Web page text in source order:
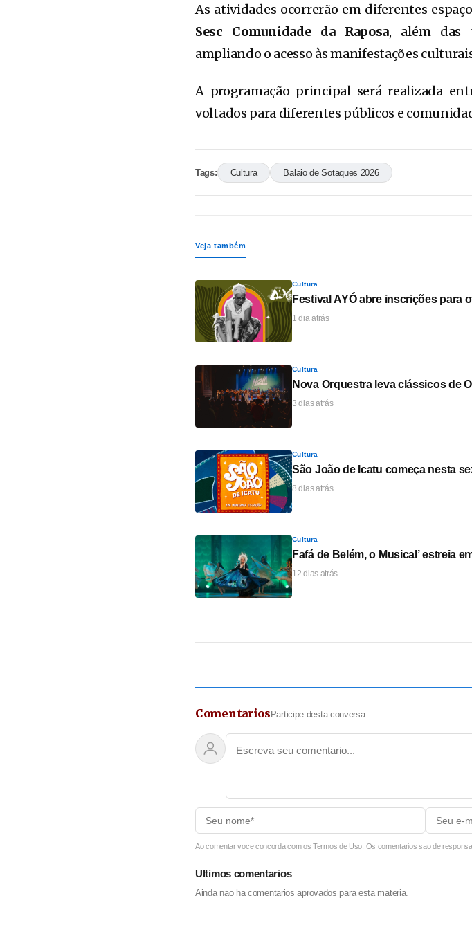
As atividades ocorrerão em diferentes
Sesc Comunidade da Raposa, além das
ampliando o acesso às manifestações
A programação principal será realizada
voltados para diferentes públicos e
Tags: Cultura Balaio de Sotaques 2026
Veja também
Cultura
Festival AYÓ abre inscrições para
1 dia atrás
Cultura
Nova Orquestra leva clássicos de
3 dias atrás
Cultura
São João de Icatu começa nesta
8 dias atrás
Cultura
Fafá de Belém, o Musical’ estreia
12 dias atrás
Comentarios Participe desta conversa
Ao comentar voce concorda com os Termos de Uso. Os comentarios sao de
Ultimos comentarios
Ainda nao ha comentarios aprovados para esta materia.